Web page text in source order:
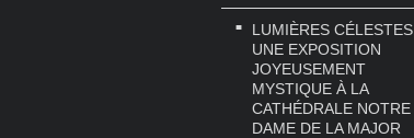
LUMIÈRES CÉLESTES,
UNE EXPOSITION
JOYEUSEMENT
MYSTIQUE À LA
CATHÉDRALE NOTRE
DAME DE LA MAJOR